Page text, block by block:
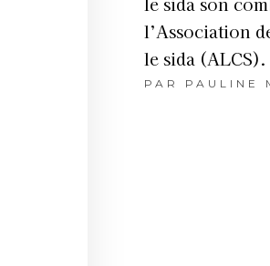
l’Association
le sida (ALCS).
PAR PAULINE